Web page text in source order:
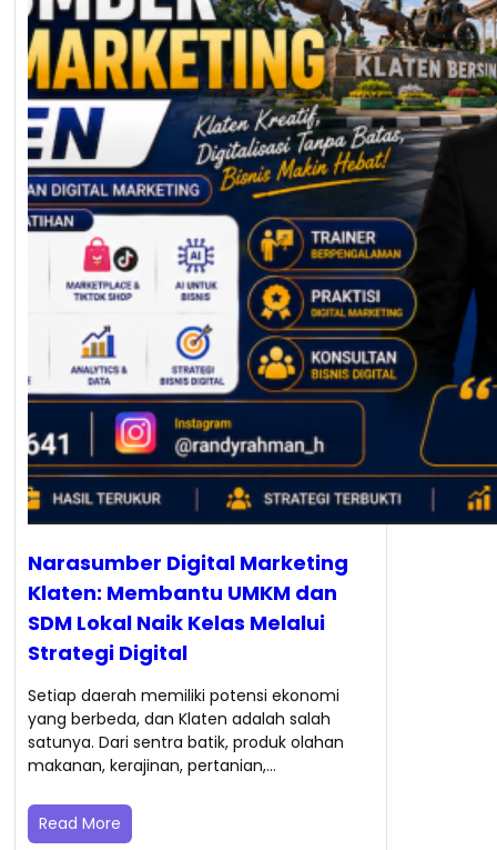
Narasumber Digital Marketing
Klaten: Membantu UMKM dan
SDM Lokal Naik Kelas Melalui
Strategi Digital
Setiap daerah memiliki potensi ekonomi
yang berbeda, dan Klaten adalah salah
satunya. Dari sentra batik, produk olahan
makanan, kerajinan, pertanian,…
Read More